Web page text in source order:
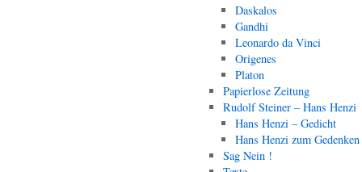
Daskalos
Gandhi
Leonardo da Vinci
Origenes
Platon
Papierlose Zeitung
Rudolf Steiner – Hans Henzi
Hans Henzi – Gedicht
Hans Henzi zum Gedenken
Sag Nein !